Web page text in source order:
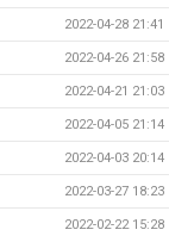
2022-04-28 21:41
2022-04-26 21:58
2022-04-21 21:03
2022-04-05 21:14
2022-04-03 20:14
2022-03-27 18:23
2022-02-22 15:28